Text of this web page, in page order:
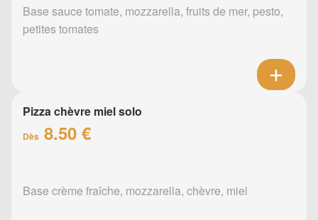
Base sauce tomate, mozzarella, fruits de mer, pesto,
petites tomates
Pizza chèvre miel solo
Dès 8.50 €
Base crème fraîche, mozzarella, chèvre, miel